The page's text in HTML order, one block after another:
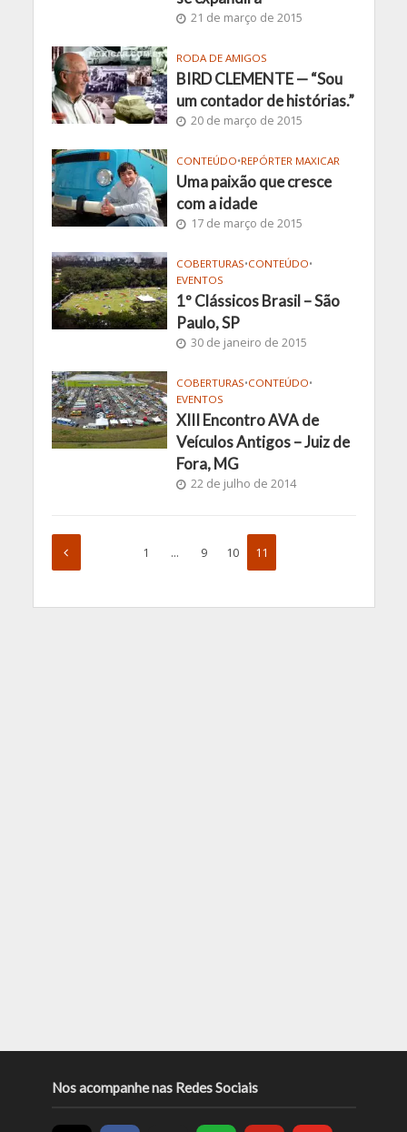
21 de março de 2015
RODA DE AMIGOS
BIRD CLEMENTE — “Sou
um contador de histórias.”
20 de março de 2015
CONTEÚDO•REPÓRTER MAXICAR
Uma paixão que cresce
com a idade
17 de março de 2015
COBERTURAS•CONTEÚDO•
EVENTOS
1º Clássicos Brasil – São
Paulo, SP
30 de janeiro de 2015
COBERTURAS•CONTEÚDO•
EVENTOS
XIII Encontro AVA de
Veículos Antigos – Juiz de
Fora, MG
22 de julho de 2014
1 … 9 10 11
Nos acompanhe nas Redes Sociais